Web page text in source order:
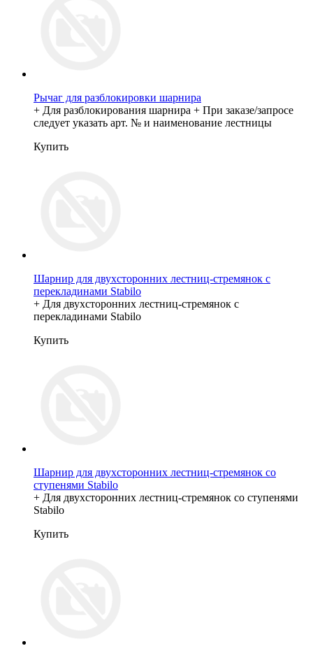
Рычаг для разблокировки шарнира
+ Для разблокирования шарнира + При заказе/запросе
следует указать арт. № и наименование лестницы
Купить
Шарнир для двухсторонних лестниц-стремянок с
перекладинами Stabilo
+ Для двухсторонних лестниц-стремянок с
перекладинами Stabilo
Купить
Шарнир для двухсторонних лестниц-стремянок со
ступенями Stabilo
+ Для двухсторонних лестниц-стремянок со ступенями
Stabilo
Купить